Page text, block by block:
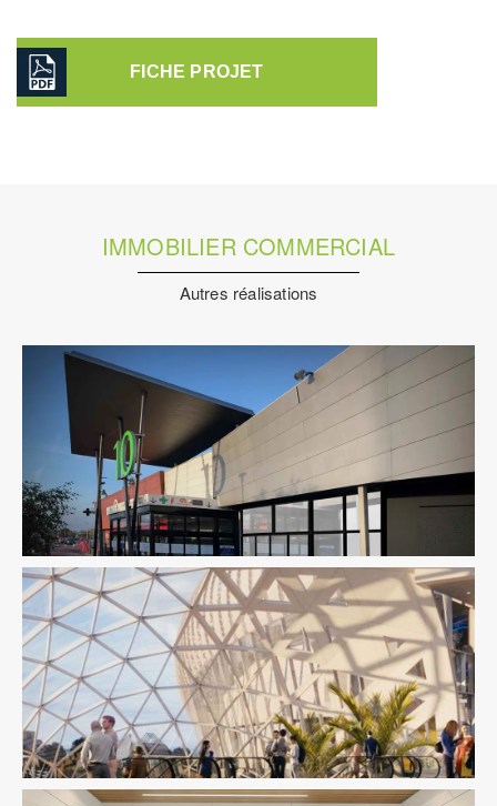
FICHE PROJET
IMMOBILIER COMMERCIAL
Autres réalisations
Économie De La Construction Fluides
Immobilier
Commercial Pilotage D'opération / MOEX Structure
Immobilier Commercial Ingenierie TCE
Pilotage D'opération
/ MOEX